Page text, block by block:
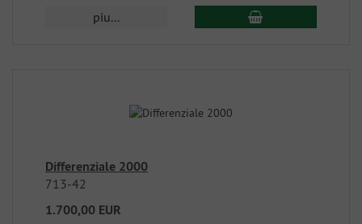
piu...
Differenziale 2000
713-42
1.700,00 EUR